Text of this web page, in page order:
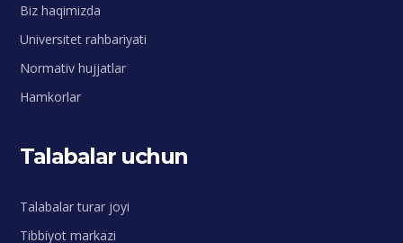
Biz haqimizda
Universitet rahbariyati
Normativ hujjatlar
Hamkorlar
Talabalar uchun
Talabalar turar joyi
Tibbiyot markazi